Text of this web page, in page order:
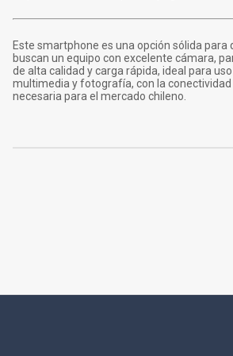
Este smartphone es una opción sólida para
buscan un equipo con excelente cámara,
de alta calidad y carga rápida, ideal para
multimedia y fotografía, con la conectividad
necesaria para el mercado chileno.